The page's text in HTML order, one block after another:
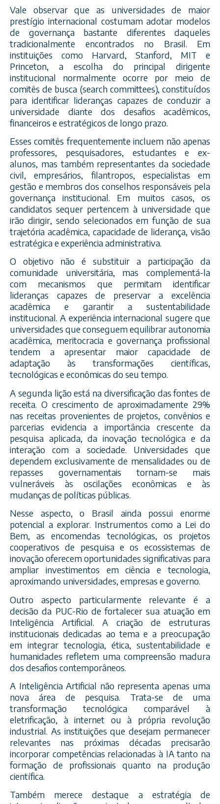
Vale observar que as universidades de maior
prestígio internacional costumam adotar modelos
de governança bastante diferentes daqueles
tradicionalmente encontrados no Brasil. Em
instituições como Harvard, Stanford, MIT e
Princeton, a escolha do principal dirigente
institucional normalmente ocorre por meio de
comitês de busca (search committees), constituídos
para identificar lideranças capazes de conduzir a
universidade diante dos desafios acadêmicos,
financeiros e estratégicos de longo prazo.
Esses comitês frequentemente incluem não apenas
professores, pesquisadores, estudantes e ex-
alunos, mas também representantes da sociedade
civil, empresários, filantropos, especialistas em
gestão e membros dos conselhos responsáveis pela
governança institucional. Em muitos casos, os
candidatos sequer pertencem à universidade que
irão dirigir, sendo selecionados em função de sua
trajetória acadêmica, capacidade de liderança, visão
estratégica e experiência administrativa.
O objetivo não é substituir a participação da
comunidade universitária, mas complementá-la
com mecanismos que permitam identificar
lideranças capazes de preservar a excelência
acadêmica e garantir a sustentabilidade
institucional. A experiência internacional sugere que
universidades que conseguem equilibrar autonomia
acadêmica, meritocracia e governança profissional
tendem a apresentar maior capacidade de
adaptação às transformações científicas,
tecnológicas e econômicas do seu tempo.
A segunda lição está na diversificação das fontes de
receita. O crescimento de aproximadamente 29%
nas receitas provenientes de projetos, convênios e
parcerias evidencia a importância crescente da
pesquisa aplicada, da inovação tecnológica e da
interação com a sociedade. Universidades que
dependem exclusivamente de mensalidades ou de
repasses governamentais tornam-se mais
vulneráveis às oscilações econômicas e às
mudanças de políticas públicas.
Nesse aspecto, o Brasil ainda possui enorme
potencial a explorar. Instrumentos como a Lei do
Bem, as encomendas tecnológicas, os projetos
cooperativos de pesquisa e os ecossistemas de
inovação oferecem oportunidades significativas para
ampliar investimentos em ciência e tecnologia,
aproximando universidades, empresas e governo.
Outro aspecto particularmente relevante é a
decisão da PUC-Rio de fortalecer sua atuação em
Inteligência Artificial. A criação de estruturas
institucionais dedicadas ao tema e a preocupação
em integrar tecnologia, ética, sustentabilidade e
humanidades refletem uma compreensão madura
dos desafios contemporâneos.
A Inteligência Artificial não representa apenas uma
nova área de pesquisa. Trata-se de uma
transformação tecnológica comparável à
eletrificação, à internet ou à própria revolução
industrial. As instituições que desejam permanecer
relevantes nas próximas décadas precisarão
incorporar competências relacionadas à IA tanto na
formação de profissionais quanto na produção
científica.
Também merece destaque a estratégia de